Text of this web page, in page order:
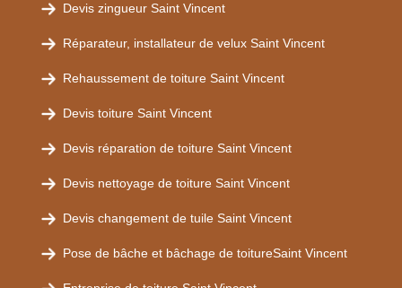
Devis zingueur Saint Vincent
Réparateur, installateur de velux Saint Vincent
Rehaussement de toiture Saint Vincent
Devis toiture Saint Vincent
Devis réparation de toiture Saint Vincent
Devis nettoyage de toiture Saint Vincent
Devis changement de tuile Saint Vincent
Pose de bâche et bâchage de toitureSaint Vincent